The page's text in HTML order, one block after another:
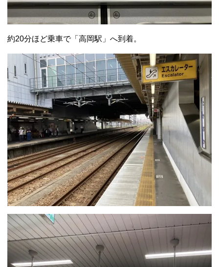
約20分ほど乗車で「高岡駅」へ到着。